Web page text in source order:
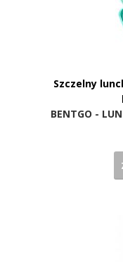
Szczelny
BENTGO -